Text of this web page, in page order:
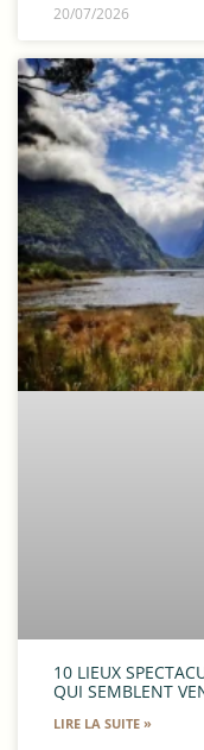
20/07/2026
10 LIEUX
QUI SEMBLENT
LIRE LA SUITE »